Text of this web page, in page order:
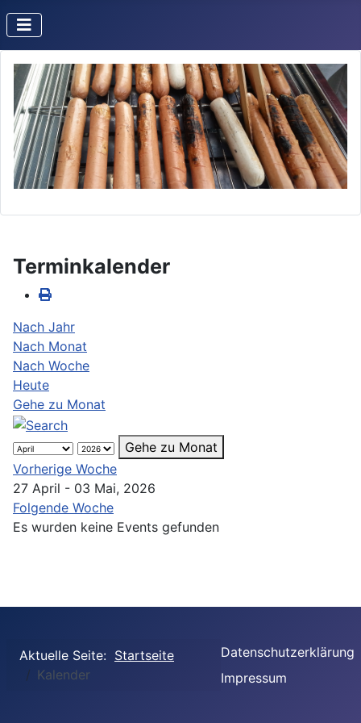
Terminkalender
Nach Jahr
Nach Monat
Nach Woche
Heute
Gehe zu Monat
Gehe zu Monat
Vorherige Woche
27 April - 03 Mai, 2026
Folgende Woche
Es wurden keine Events gefunden
Aktuelle Seite: Startseite
Kalender
Datenschutzerklärung
Impressum